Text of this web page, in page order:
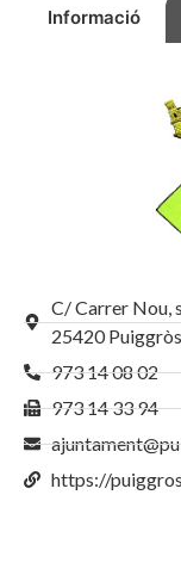
Informació
C/ Carrer Nou,
25420 Puiggròs
973 14 08 02
973 14 33 94
https://